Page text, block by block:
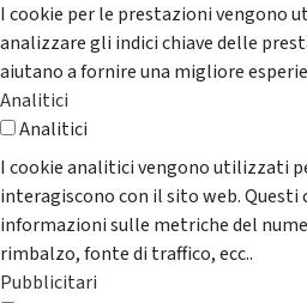
I cookie per le prestazioni vengono
analizzare gli indici chiave delle
aiutano a fornire una migliore
Analitici
Analitici
I cookie analitici vengono utilizzati
interagiscono con il sito web. Questi
informazioni sulle metriche del
rimbalzo, fonte di traffico, ecc..
Pubblicitari